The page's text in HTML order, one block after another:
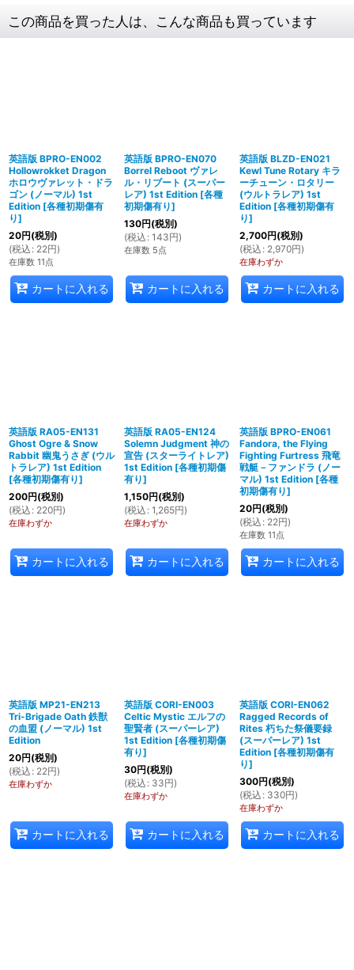
この商品を買った人は、こんな商品も買っています
英語版 BPRO-EN002
Hollowrokket Dragon
ホロウヴァレット・ドラ
ゴン (ノーマル) 1st
Edition [各種初期傷有
り]
20円(税別)
(税込 : 22円)
在庫数 11点
カートに入れる
英語版 BPRO-EN070
Borrel Reboot ヴァレ
ル・リブート (スーパー
レア) 1st Edition [各種
初期傷有り]
130円(税別)
(税込 : 143円)
在庫数 5点
カートに入れる
英語版 BLZD-EN021
Kewl Tune Rotary キラ
ーチューン・ロタリー
(ウルトラレア) 1st
Edition [各種初期傷有
り]
2,700円(税別)
(税込 : 2,970円)
在庫わずか
カートに入れる
英語版 RA05-EN131
Ghost Ogre & Snow
Rabbit 幽鬼うさぎ (ウル
トラレア) 1st Edition
[各種初期傷有り]
200円(税別)
(税込 : 220円)
在庫わずか
カートに入れる
英語版 RA05-EN124
Solemn Judgment 神の
宣告 (スターライトレア)
1st Edition [各種初期傷
有り]
1,150円(税別)
(税込 : 1,265円)
在庫わずか
カートに入れる
英語版 BPRO-EN061
Fandora, the Flying
Fighting Furtress 飛竜
戦艇－ファンドラ (ノー
マル) 1st Edition [各種
初期傷有り]
20円(税別)
(税込 : 22円)
在庫数 11点
カートに入れる
英語版 MP21-EN213
Tri-Brigade Oath 鉄獣
の血盟 (ノーマル) 1st
Edition
20円(税別)
(税込 : 22円)
在庫わずか
カートに入れる
英語版 CORI-EN003
Celtic Mystic エルフの
聖賢者 (スーパーレア)
1st Edition [各種初期傷
有り]
30円(税別)
(税込 : 33円)
在庫わずか
カートに入れる
英語版 CORI-EN062
Ragged Records of
Rites 朽ちた祭儀要録
(スーパーレア) 1st
Edition [各種初期傷有
り]
300円(税別)
(税込 : 330円)
在庫わずか
カートに入れる